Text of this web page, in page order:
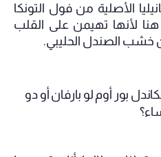
الأصلية من فول التونكا
لأنها تهيمن على القلب
خشب الصندل الحليبي.
بور أوم لو بارفان أو دو